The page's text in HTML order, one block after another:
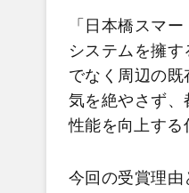
「日本橋スマ
システムを擁
でなく周辺の
気を絶やさず
性能を向上する
今回の受賞理